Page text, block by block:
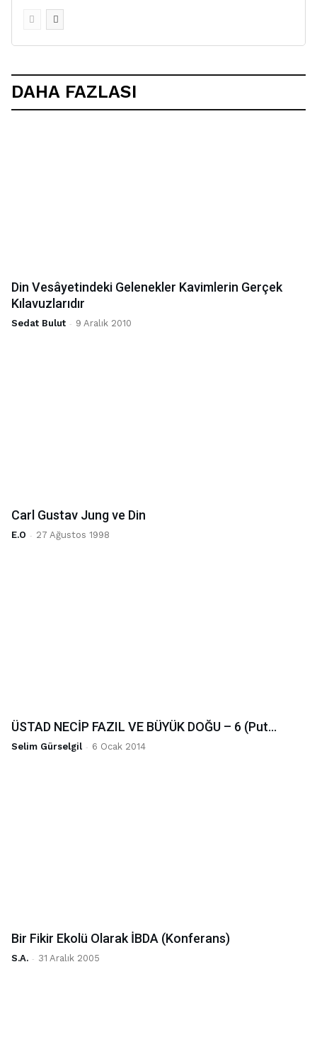
DAHA FAZLASI
Din Vesâyetindeki Gelenekler Kavimlerin Gerçek
Kılavuzlarıdır
Sedat Bulut - 9 Aralık 2010
Carl Gustav Jung ve Din
E.O - 27 Ağustos 1998
ÜSTAD NECİP FAZIL VE BÜYÜK DOĞU – 6 (Put...
Selim Gürselgil - 6 Ocak 2014
Bir Fikir Ekolü Olarak İBDA (Konferans)
S.A. - 31 Aralık 2005